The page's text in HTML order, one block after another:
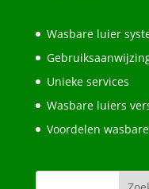
Wasbare luier
Unieke services
Wasbare luiers
Voordelen